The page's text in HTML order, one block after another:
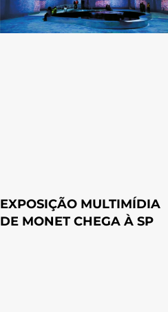
EXPOSIÇÃO MULTIMÍDIA
DE MONET CHEGA À SP